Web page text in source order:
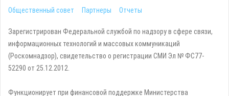
Общественный совет
Партнеры Отчеты
Зарегистрирован Федеральной службой по надзору в сфере связи,
информационных технологий и массовых коммуникаций
(Роскомнадзор), свидетельство о регистрации СМИ Эл № ФС77-
52290 от 25.12.2012.
Функционирует при финансовой поддержке Министерства